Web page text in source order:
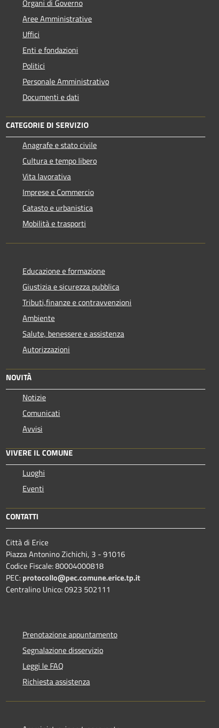
Organi di Governo
Aree Amministrative
Uffici
Enti e fondazioni
Politici
Personale Amministrativo
Documenti e dati
CATEGORIE DI SERVIZIO
Anagrafe e stato civile
Cultura e tempo libero
Vita lavorativa
Imprese e Commercio
Catasto e urbanistica
Mobilità e trasporti
Educazione e formazione
Giustizia e sicurezza pubblica
Tributi,finanze e contravvenzioni
Ambiente
Salute, benessere e assistenza
Autorizzazioni
NOVITÀ
Notizie
Comunicati
Avvisi
VIVERE IL COMUNE
Luoghi
Eventi
CONTATTI
Città di Erice
Piazza Antonino Zichichi, 3 - 91016
Codice Fiscale: 80004000818
PEC: protocollo@pec.comune.erice.tp.it
Centralino Unico: 0923 502111
Prenotazione appuntamento
Segnalazione disservizio
Leggi le FAQ
Richiesta assistenza